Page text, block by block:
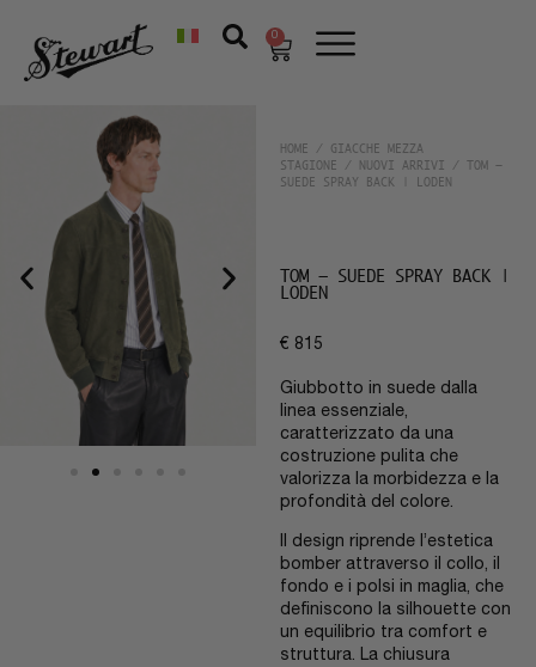
0
HOME /
GIACCHE MEZZA
STAGIONE / NUOVI ARRIVI / TOM –
SUEDE SPRAY BACK | LODEN
TOM – SUEDE SPRAY BACK |
LODEN
€ 815
Giubbotto in suede dalla
linea essenziale,
caratterizzato da una
costruzione pulita che
valorizza la morbidezza e la
profondità del colore.
Il design riprende l’estetica
bomber attraverso il collo, il
fondo e i polsi in maglia, che
definiscono la silhouette con
un equilibrio tra comfort e
struttura. La chiusura